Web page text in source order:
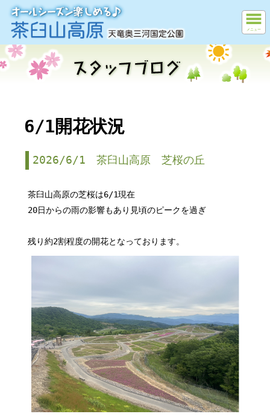
メニュー
6/1開花状況
2026/6/1 茶臼山高原 芝桜の丘
茶臼山高原の芝桜は6/1現在
20日からの雨の影響もあり見頃のピークを過ぎ
残り約2割程度の開花となっております。